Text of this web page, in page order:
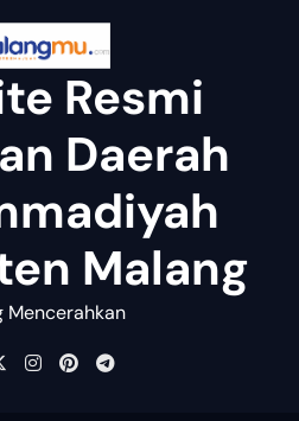
Resmi
Daerah
Malang
Mencerahkan